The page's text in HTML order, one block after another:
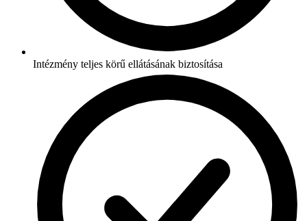
Intézmény teljes körű ellátásának biztosítása